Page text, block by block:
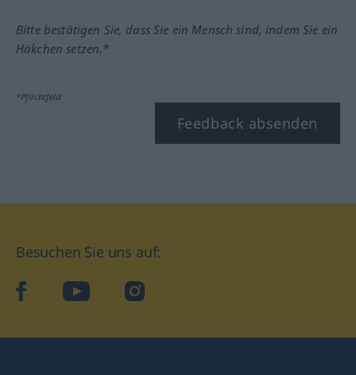
Bitte bestätigen Sie, dass Sie ein Mensch sind, indem Sie ein
Häkchen setzen.*
*Pflichtfeld
Feedback absenden
Besuchen Sie uns auf:
facebookYouTube Instagram